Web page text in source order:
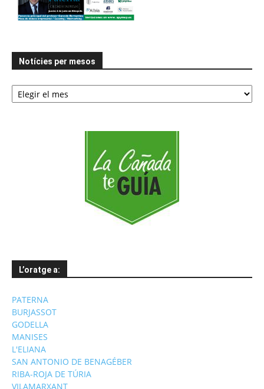
Notícies per mesos
Notícies
per
L’oratge a:
PATERNA
BURJASSOT
GODELLA
MANISES
L'ELIANA
SAN ANTONIO DE BENAGÉBER
RIBA-ROJA DE TÚRIA
VILAMARXANT